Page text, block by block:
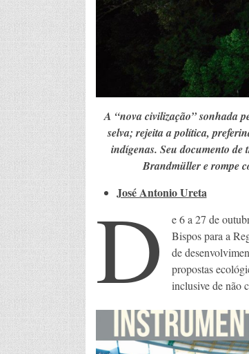
A “nova civilização” sonhada
selva; rejeita a política,
indígenas. Seu documento
Brandmüller e rompe
José Antonio Ureta
D
e 6 a 27 de
Bispos para a
de
propostas
inclusive de não